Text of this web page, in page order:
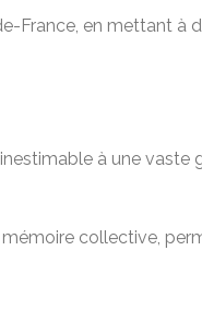
France, en mettant à
à une vaste
mémoire collective,